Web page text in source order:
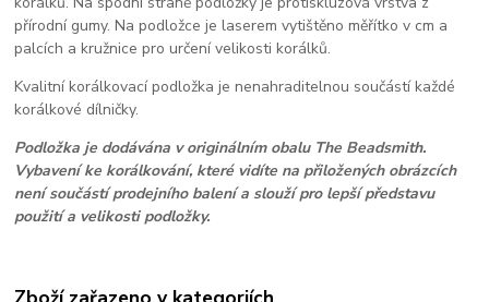
přírodní gumy. Na podložce je laserem vytištěno měřítko v cm a
palcích a kružnice pro určení velikosti korálků.
Kvalitní korálkovací podložka je nenahraditelnou součástí každé
korálkové dílničky.
Podložka je dodávána v originálním obalu The Beadsmith.
Vybavení ke korálkování, které vidíte na přiložených obrázcích
není součástí prodejního balení a slouží pro lepší představu
použití a velikosti podložky.